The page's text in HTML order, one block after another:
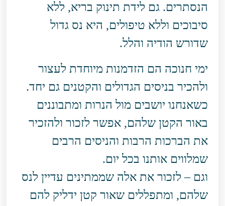
הנסתרים. גם לידת תינוק בריא, ללא
סיבוכים וללא טיפולים, היא נס גדול
שדורש הודיה והלל.
ימי חנוכה הם הזדמנות מיוחדת לעצור
ולהכיר בניסים הגדולים והקטנים גם יחד.
כשאנחנו יושבים מול הנרות ומתבוננים
באור הקטן שלהם, אפשר לזכור ולהזכיר
את הברכות הרבות והניסים הרבים
שמלווים אותנו בכל יום.
וגם – לזכור את אלה שממתינים עדיין לנס
שלהם, ומתפללים שאור קטן ידליק להם